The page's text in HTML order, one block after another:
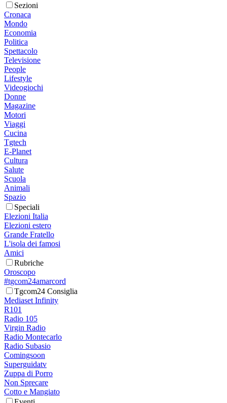
Sezioni
Cronaca
Mondo
Economia
Politica
Spettacolo
Televisione
People
Lifestyle
Videogiochi
Donne
Magazine
Motori
Viaggi
Cucina
Tgtech
E-Planet
Cultura
Salute
Scuola
Animali
Spazio
Speciali
Elezioni Italia
Elezioni estero
Grande Fratello
L'isola dei famosi
Amici
Rubriche
Oroscopo
#tgcom24amarcord
Tgcom24 Consiglia
Mediaset Infinity
R101
Radio 105
Virgin Radio
Radio Montecarlo
Radio Subasio
Comingsoon
Superguidatv
Zuppa di Porro
Non Sprecare
Cotto e Mangiato